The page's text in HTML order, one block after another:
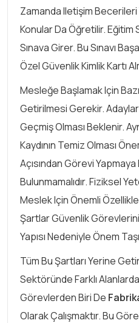
Zamanda Iletişim Becerileri
Konular Da Öğretilir. Eğitim
Sınava Girer. Bu Sınavı
Özel Güvenlik Kimlik Kartı
Mesleğe Başlamak Için
Getirilmesi Gerekir.
Geçmiş Olması Beklenir.
Kaydının Temiz Olması
Açısından Görevi
Bulunmamalıdır. Fiziksel
Meslek Için Önemli
Şartlar Güvenlik
Yapısı Nedeniyle Önem
Tüm Bu Şartları Yerine
Sektöründe Farklı
Görevlerden Biri De
Olarak Çalışmaktır. Bu